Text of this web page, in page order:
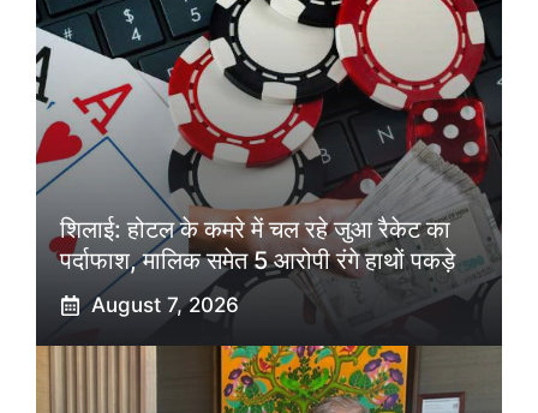
शिलाई: होटल के कमरे में चल रहे जुआ रैकेट का
पर्दाफाश, मालिक समेत 5 आरोपी रंगे हाथों पकड़े
August 7, 2026